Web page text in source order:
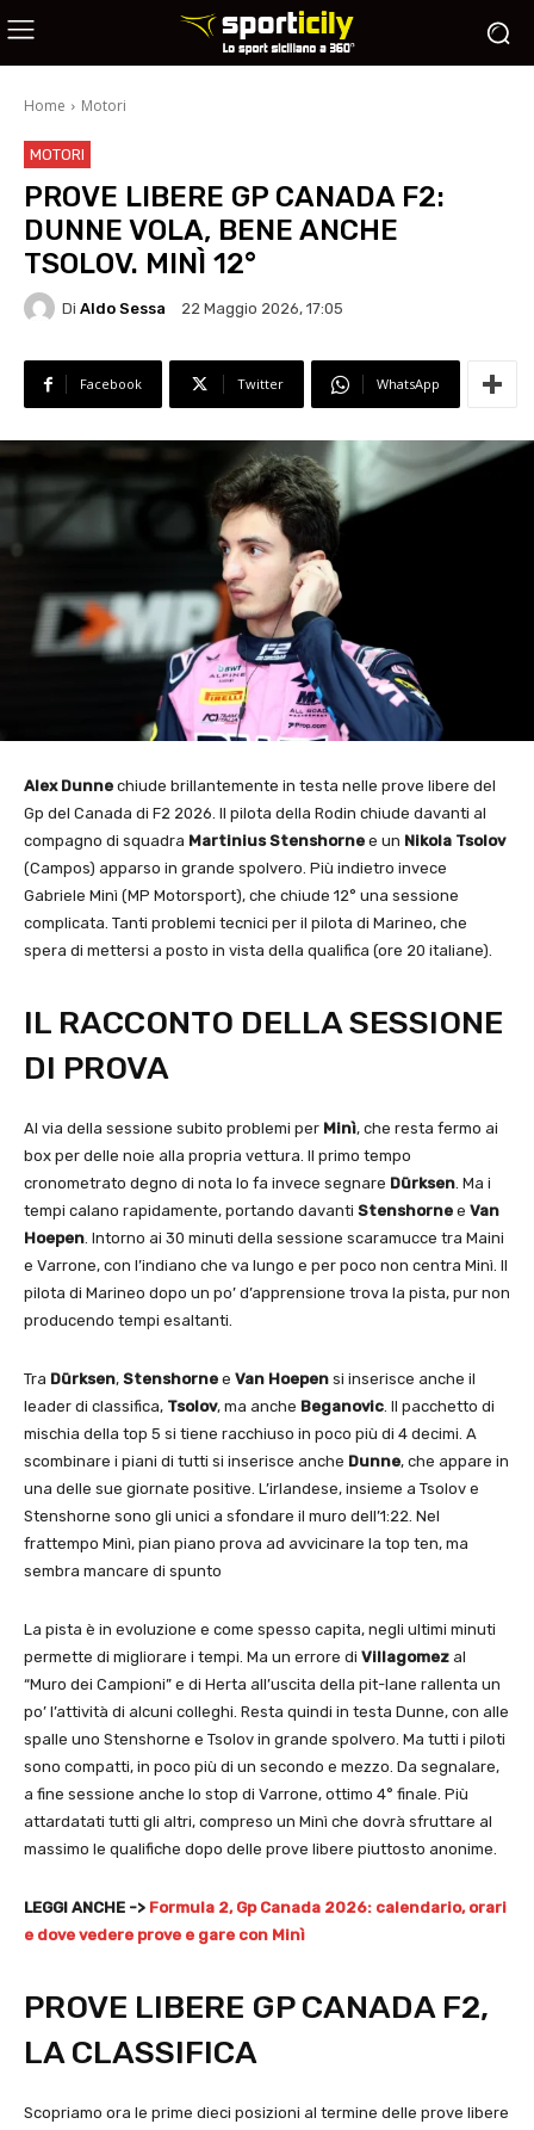
Home Motori
MOTORI
PROVE LIBERE GP CANADA F2:
DUNNE VOLA, BENE ANCHE
TSOLOV. MINÌ 12°
Di Aldo Sessa 22 Maggio 2026, 17:05
Facebook Twitter WhatsApp
Alex Dunne chiude brillantemente in testa nelle prove libere del
Gp del Canada di F2 2026. Il pilota della Rodin chiude davanti al
compagno di squadra Martinius Stenshorne e un Nikola Tsolov
(Campos) apparso in grande spolvero. Più indietro invece
Gabriele Minì (MP Motorsport), che chiude 12° una sessione
complicata. Tanti problemi tecnici per il pilota di Marineo, che
spera di mettersi a posto in vista della qualifica (ore 20 italiane).
IL RACCONTO DELLA SESSIONE
DI PROVA
Al via della sessione subito problemi per Minì, che resta fermo ai
box per delle noie alla propria vettura. Il primo tempo
cronometrato degno di nota lo fa invece segnare Dürksen. Ma i
tempi calano rapidamente, portando davanti Stenshorne e Van
Hoepen. Intorno ai 30 minuti della sessione scaramucce tra Maini
e Varrone, con l’indiano che va lungo e per poco non centra Minì. Il
pilota di Marineo dopo un po’ d’apprensione trova la pista, pur non
producendo tempi esaltanti.
Tra Dürksen, Stenshorne e Van Hoepen si inserisce anche il
leader di classifica, Tsolov, ma anche Beganovic. Il pacchetto di
mischia della top 5 si tiene racchiuso in poco più di 4 decimi. A
scombinare i piani di tutti si inserisce anche Dunne, che appare in
una delle sue giornate positive. L’irlandese, insieme a Tsolov e
Stenshorne sono gli unici a sfondare il muro dell’1:22. Nel
frattempo Minì, pian piano prova ad avvicinare la top ten, ma
sembra mancare di spunto
La pista è in evoluzione e come spesso capita, negli ultimi minuti
permette di migliorare i tempi. Ma un errore di Villagomez al
“Muro dei Campioni” e di Herta all’uscita della pit-lane rallenta un
po’ l’attività di alcuni colleghi. Resta quindi in testa Dunne, con alle
spalle uno Stenshorne e Tsolov in grande spolvero. Ma tutti i piloti
sono compatti, in poco più di un secondo e mezzo. Da segnalare,
a fine sessione anche lo stop di Varrone, ottimo 4° finale. Più
attardatati tutti gli altri, compreso un Minì che dovrà sfruttare al
massimo le qualifiche dopo delle prove libere piuttosto anonime.
LEGGI ANCHE -> Formula 2, Gp Canada 2026: calendario, orari
e dove vedere prove e gare con Minì
PROVE LIBERE GP CANADA F2,
LA CLASSIFICA
Scopriamo ora le prime dieci posizioni al termine delle prove libere